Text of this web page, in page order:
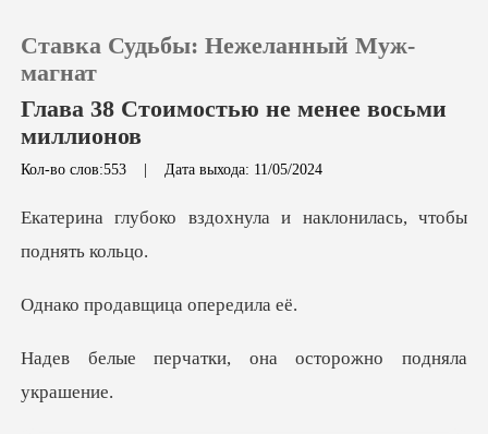
Пополнить
Выйти
Ставка Судьбы: Нежеланный Муж-
магнат
Глава 38 Стоимостью не менее восьми
миллионов
Кол-во слов:553 | Дата выхода: 11/05/2024
охнула и наклонилась,
давщица оп
ки, она осторожно